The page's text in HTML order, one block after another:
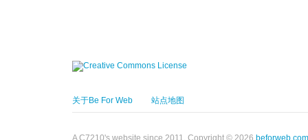
关于Be For Web 站点地图